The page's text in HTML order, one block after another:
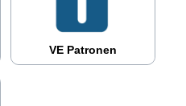
VE Patronen